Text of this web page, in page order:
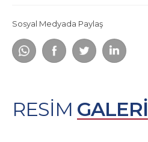
Sosyal Medyada Paylaş
RESİM GALERİ